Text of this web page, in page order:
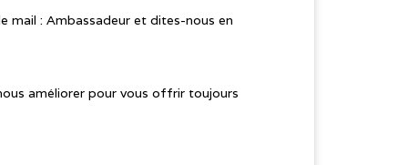
mail : Ambassadeur et dites-nous en
améliorer pour vous offrir toujours